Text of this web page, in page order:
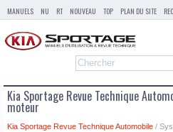
MANUELS NU RT NOUVEAU TOP PLAN DU SITE
Kia Sportage Revue Technique
moteur
Kia Sportage Revue Technique Automobile /